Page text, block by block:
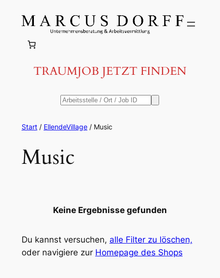
Inhalt
TRAUMJOB JETZT FINDEN
Start/ EllendeVillage/ Music
Music
Keine Ergebnisse gefunden
Du kannst versuchen, alle Filter zu löschen,
oder navigiere zur Homepage des Shops